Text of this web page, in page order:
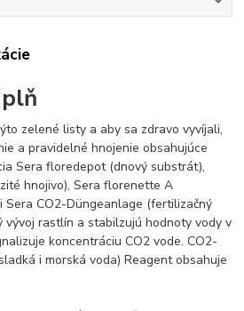
zelené listy a aby sa zdravo vyvíjali,
a pravidelné hnojenie obsahujúce
Sera floredepot (dnový substrát),
hnojivo), Sera florenette A
Sera CO2-Düngeanlage (fertilizačný
vývoj rastlín a stabilzujú hodnoty vody v
koncentráciu CO2 vode. CO2-
i morská voda) Reagent obsahuje